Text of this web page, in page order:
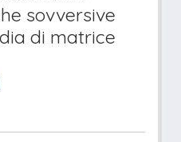
sovversive
di matrice